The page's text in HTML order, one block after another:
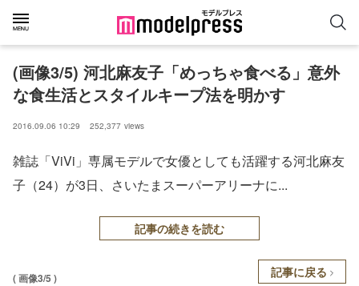
(画像3/5) 河北麻友子「めっちゃ食べる」意外
な食生活とスタイルキープ法を明かす
2016.09.06 10:29 252,377 views
雑誌「ViVi」専属モデルで女優としても活躍する河北麻友
子（24）が3日、さいたまスーパーアリーナに...
記事の続きを読む
( 画像3/5 ) 記事に戻る